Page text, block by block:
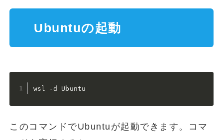
Ubuntuの起動
wsl -d Ubuntu
このコマンドでUbuntuが起動できます。コマ